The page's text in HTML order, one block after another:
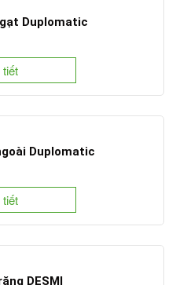
Duplomatic
Duplomatic
DESMI